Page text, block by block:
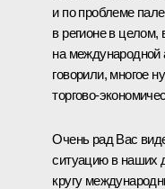
и по проблеме
в регионе в целом,
на международной
говорили, многое
торгово-
Очень рад Вас
ситуацию в наших
кругу